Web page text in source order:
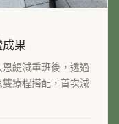
果
緹減重班後，透過
療程搭配，首次減